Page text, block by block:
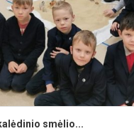
smėlio...